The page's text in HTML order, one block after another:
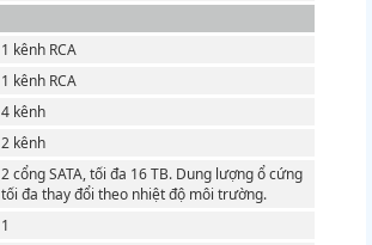
1 kênh RCA
1 kênh RCA
4 kênh
2 kênh
2 cổng SATA, tối đa 16 TB. Dung lượng ổ cứng
tối đa thay đổi theo nhiệt độ môi trường.
1